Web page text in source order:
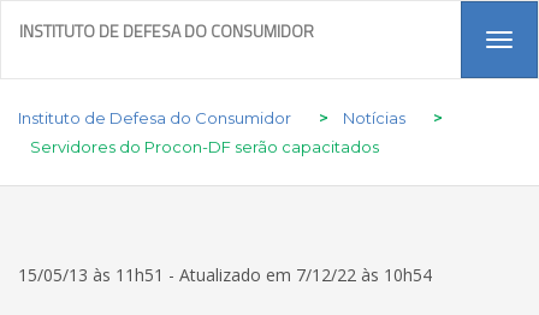
INSTITUTO DE DEFESA DO CONSUMIDOR
Instituto de Defesa do Consumidor > Notícias
>
Servidores do Procon-DF serão capacitados
15/05/13 às 11h51 - Atualizado em 7/12/22 às 10h54